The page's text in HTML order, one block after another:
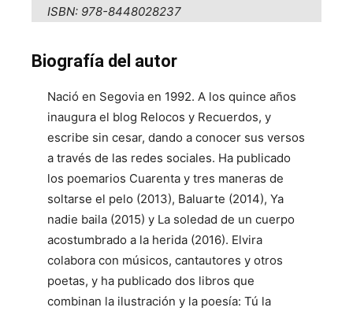
ISBN: 978-8448028237
Biografía del autor
Nació en Segovia en 1992. A los quince años
inaugura el blog Relocos y Recuerdos, y
escribe sin cesar, dando a conocer sus versos
a través de las redes sociales. Ha publicado
los poemarios Cuarenta y tres maneras de
soltarse el pelo (2013), Baluarte (2014), Ya
nadie baila (2015) y La soledad de un cuerpo
acostumbrado a la herida (2016). Elvira
colabora con músicos, cantautores y otros
poetas, y ha publicado dos libros que
combinan la ilustración y la poesía: Tú la